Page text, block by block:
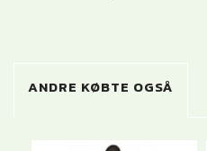
ANDRE KØBTE OGSÅ